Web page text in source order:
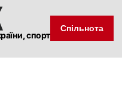
спорт
Спільнота